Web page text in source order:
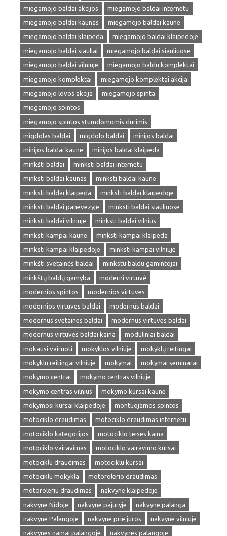
miegamojo baldai akcijos
miegamojo baldai internetu
miegamojo baldai kaunas
miegamojo baldai kaune
miegamojo baldai klaipeda
miegamojo baldai klaipedoje
miegamojo baldai siauliai
miegamojo baldai siauliuose
miegamojo baldai vilniuje
miegamojo baldu komplektai
miegamojo komplektai
miegamojo komplektai akcija
miegamojo lovos akcija
miegamojo spinta
miegamojo spintos
miegamojo spintos stumdomomis durimis
migdolas baldai
migdolo baldai
minijos baldai
minijos baldai kaune
minijos baldai klaipeda
minkšti baldai
minksti baldai internetu
minksti baldai kaunas
minksti baldai kaune
minksti baldai klaipeda
minksti baldai klaipedoje
minksti baldai panevezyje
minksti baldai siauliuose
minksti baldai vilniuje
minksti baldai vilnius
minksti kampai kaune
minksti kampai klaipeda
minksti kampai klaipedoje
minksti kampai vilniuje
minkšti svetainės baldai
minkstu baldu gamintojai
minkštų baldų gamyba
moderni virtuvė
modernios spintos
modernios virtuves
modernios virtuves baldai
modernūs baldai
modernus svetaines baldai
modernus virtuves baldai
modernus virtuves baldai kaina
moduliniai baldai
mokausi vairuoti
mokyklos vilniuje
mokyklų reitingai
mokyklu reitingai vilniuje
mokymai
mokymai seminarai
mokymo centrai
mokymo centras vilniuje
mokymo centras vilnius
mokymo kursai kaune
mokymosi kursai klaipedoje
montuojamos spintos
motociklo draudimas
motociklo draudimas internetu
motociklo kategorijos
motociklo teises kaina
motociklo vairavimas
motociklo vairavimo kursai
motociklu draudimas
motociklu kursai
motociklu mokykla
motorolerio draudimas
motoroleriu draudimas
nakvyne klaipedoje
nakvyne Nidoje
nakvyne pajuryje
nakvyne palanga
nakvyne Palangoje
nakvyne prie juros
nakvyne vilniuje
nakvynes namai palangoje
nakvynes palangoje